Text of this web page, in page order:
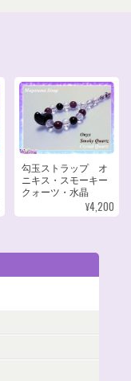
勾玉ストラップ オ
ニキス・スモーキー
クォーツ・水晶
¥4,200